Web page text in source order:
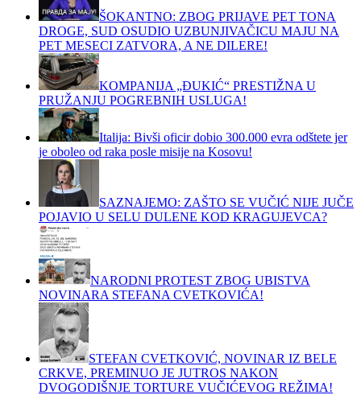
ŠOKANTNO: ZBOG PRIJAVE PET TONA
DROGE, SUD OSUDIO UZBUNJIVAČICU MAJU NA
PET MESECI ZATVORA, A NE DILERE!
KOMPANIJA „ĐUKIĆ“ PRESTIŽNA U
PRUŽANJU POGREBNIH USLUGA!
Italija: Bivši oficir dobio 300.000 evra odštete jer
je oboleo od raka posle misije na Kosovu!
SAZNAJEMO: ZAŠTO SE VUČIĆ NIJE JUČE
POJAVIO U SELU DULENE KOD KRAGUJEVCA?
NARODNI PROTEST ZBOG UBISTVA
NOVINARA STEFANA CVETKOVIĆA!
STEFAN CVETKOVIĆ, NOVINAR IZ BELE
CRKVE, PREMINUO JE JUTROS NAKON
DVOGODIŠNJE TORTURE VUČIĆEVOG REŽIMA!